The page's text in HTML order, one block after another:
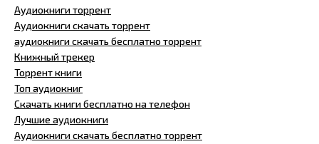
Аудиокниги торрент
Аудиокниги скачать торрент
аудиокниги скачать бесплатно торрент
Книжный трекер
Торрент книги
Топ аудиокниг
Скачать книги бесплатно на телефон
Лучшие аудиокниги
Аудиокниги скачать бесплатно торрент